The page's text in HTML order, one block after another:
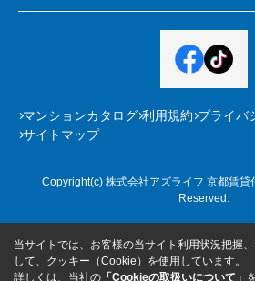
マンションカタログ 利用規約 プライバ
サイトマップ
Copyright(c) 株式会社アズライフ 京都賃
Reserved.
当サイトでは、お客様の当サイト利用状況把握
して、クッキー（Cookie）を使用しています。
詳しくは、当社の 「Cookieの取扱いについて」